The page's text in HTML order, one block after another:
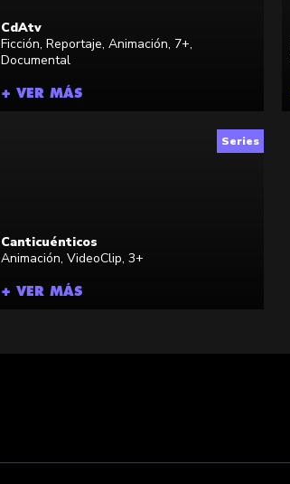
CdAtv
Ficción, Reportaje, Animación, 7+,
Documental
+ VER MÁS
Series
Canticuénticos
Animación, VideoClip, 3+
+ VER MÁS